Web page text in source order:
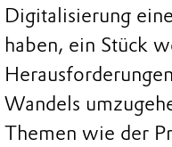
Digitalisierung
haben, ein Stück
Wandels
Themen wie der